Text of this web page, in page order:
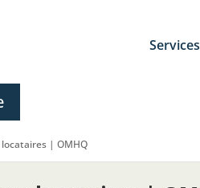
Services
locataires | OMHQ